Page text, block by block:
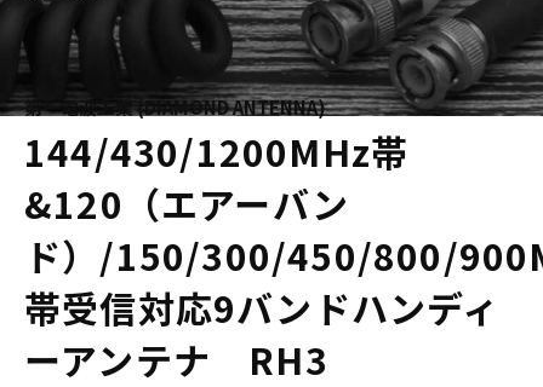
第一電波工業 (DIAMOND ANTENNA)
144/430/1200MHz帯
&120（エアーバン
ド）/150/300/450/800/
帯受信対応9バンドハンディ
ーアンテナ RH3